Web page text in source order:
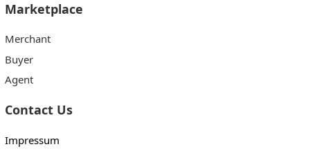
Marketplace
Merchant
Buyer
Agent
Contact Us
Impressum